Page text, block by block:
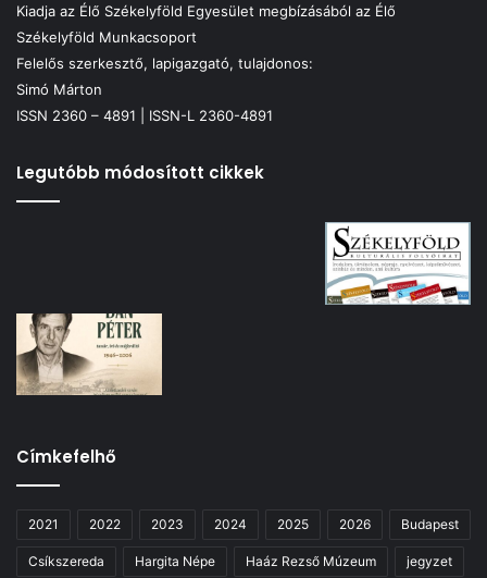
Kiadja az Élő Székelyföld Egyesület megbízásából az Élő
Székelyföld Munkacsoport
Felelős szerkesztő, lapigazgató, tulajdonos:
Simó Márton
ISSN 2360 – 4891 | ISSN-L 2360-4891
Legutóbb módosított cikkek
Címkefelhő
2021 2022 2023 2024 2025 2026 Budapest
Csíkszereda Hargita Népe Haáz Rezső Múzeum jegyzet